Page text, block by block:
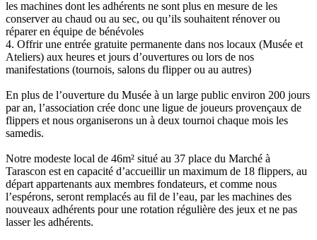
les machines dont les adhérents ne sont plus en mesure de les
conserver au chaud ou au sec, ou qu’ils souhaitent rénover ou
réparer en équipe de bénévoles
4. Offrir une entrée gratuite permanente dans nos locaux (Musée et
Ateliers) aux heures et jours d’ouvertures ou lors de nos
manifestations (tournois, salons du flipper ou au autres)
En plus de l’ouverture du Musée à un large public environ 200 jours
par an, l’association crée donc une ligue de joueurs provençaux de
flippers et nous organiserons un à deux tournoi chaque mois les
samedis.
Notre modeste local de 46m² situé au 37 place du Marché à
Tarascon est en capacité d’accueillir un maximum de 18 flippers, au
départ appartenants aux membres fondateurs, et comme nous
l’espérons, seront remplacés au fil de l’eau, par les machines des
nouveaux adhérents pour une rotation régulière des jeux et ne pas
lasser les adhérents.